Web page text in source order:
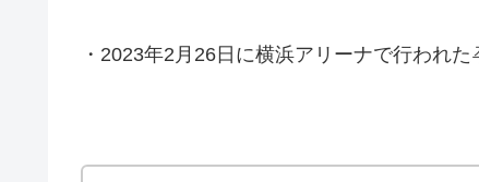
・2023年2月26日に横浜アリーナで行われた